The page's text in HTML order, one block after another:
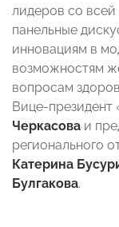
лидеров со
панельные
инновациям в
возможностям
вопросам
Вице-
Черкасова и
регионального
Катерина
Булгакова.